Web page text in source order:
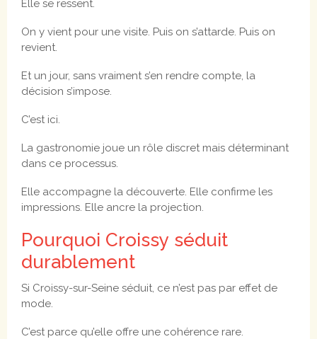
Elle se ressent.
On y vient pour une visite. Puis on s’attarde. Puis on
revient.
Et un jour, sans vraiment s’en rendre compte, la
décision s’impose.
C’est ici.
La gastronomie joue un rôle discret mais déterminant
dans ce processus.
Elle accompagne la découverte. Elle confirme les
impressions. Elle ancre la projection.
Pourquoi Croissy séduit
durablement
Si Croissy-sur-Seine séduit, ce n’est pas par effet de
mode.
C’est parce qu’elle offre une cohérence rare.